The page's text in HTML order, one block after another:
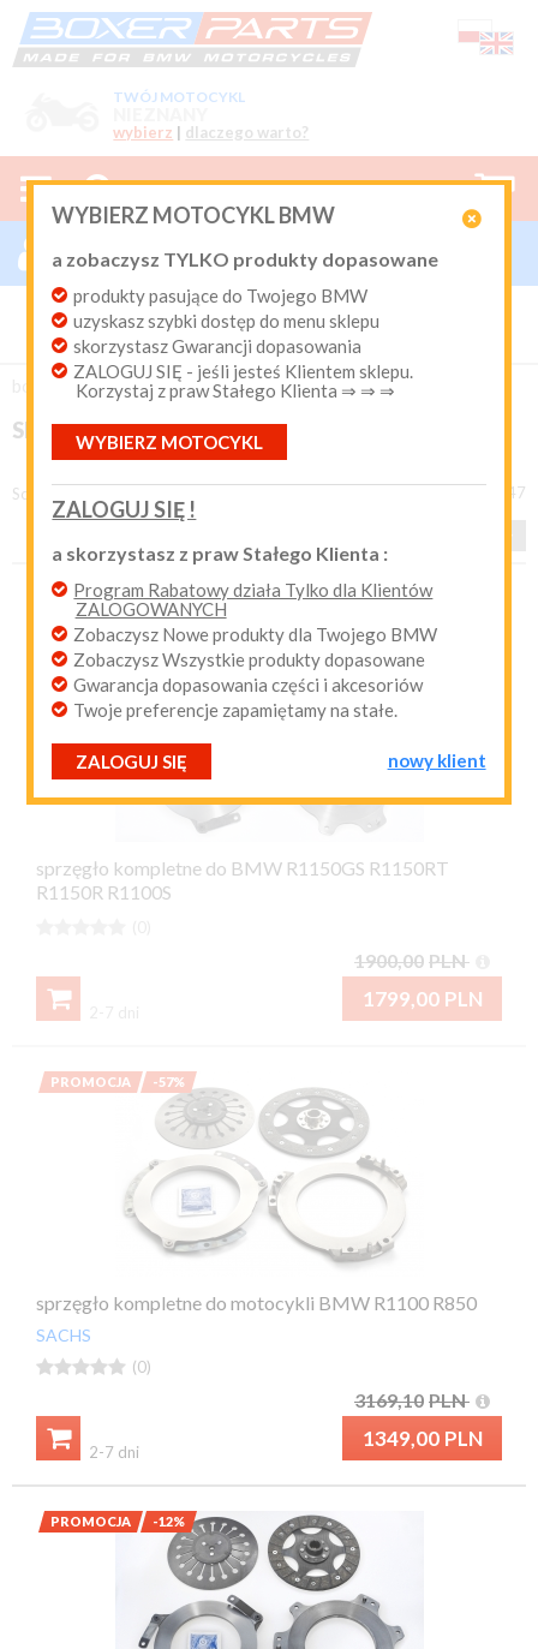
TWÓJ MOTOCYKL
wybierz | dlaczego warto?

WYBIERZ MOTOCYKL BMW
a zobaczysz TYLKO produkty dopasowane
produkty pasujące do Twojego BMW
uzyskasz szybki dostęp do menu sklepu
skorzystasz Gwarancji dopasowania
ZALOGUJ SIĘ - jeśli jesteś Klientem sklepu.
Korzystaj z praw Stałego Klienta ⇒ ⇒ ⇒
WYBIERZ MOTOCYKL
ZALOGUJ SIĘ !
a skorzystasz z praw Stałego Klienta :
Program Rabatowy działa Tylko dla Klientów
ZALOGOWANYCH
Zobaczysz Nowe produkty dla Twojego BMW
Zobaczysz Wszystkie produkty dopasowane
Gwarancja dopasowania części i akcesoriów
Twoje preferencje zapamiętamy na stałe.
ZALOGUJ SIĘ nowy klient
  
0
 Nowy klient
Login:
Hasło:
przypomnij mi hasło nowy klient
Produkty dopasowane do Twojego motocykla
BMW. Program Rabatowy po pierwszych zakupach. Od 20
lat on-line kurier Inpost i Paczkomat od 9.90 zł
boxer-parts / EKSPLOATACJA / Sprzęgło i skrzynia
SPRZĘGŁO I SKRZYNIA
Sortuj według produkty 1 - 48 z 147
PROMOCJA -5%
sprzęgło kompletne do BMW R1150GS R1150RT
R1150R R1100S
1900,00 PLN
1799,00 PLN

PROMOCJA -57%
sprzęgło kompletne do motocykli BMW R1100 R850
SACHS
 (0)
3169,10 PLN
1349,00 PLN

2-7 dni
PROMOCJA -12%